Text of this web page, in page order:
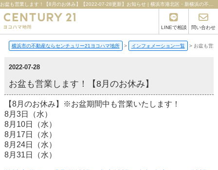
LINEで相談 問い合わせ
横浜市の不動産ならセンチュリー21ヨコハマ地所 > インフォメーション一覧 > お盆も営
2022-07-28
お盆も営業します！【8月のお休み】
【8月のお休み】※お盆期間中も営業いたします！
8月3日（水）
8月10日（水）
8月17日（水）
8月24日（水）
8月31日（水）